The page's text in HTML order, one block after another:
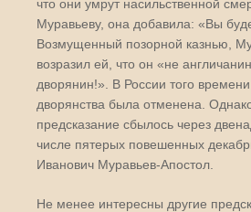
что они умрут насильственной
Муравьеву, она добавила: «Вы
Возмущенный позорной казнью,
возразил ей, что он «не
дворянин!». В России того
дворянства была отменена.
предсказание сбылось через
числе пятерых повешенных
Иванович Муравьев-Апостол.
Не менее интересны другие